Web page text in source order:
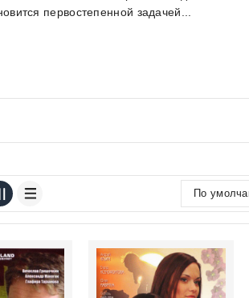
первостепенной задачей...